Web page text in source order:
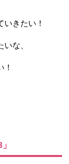
きたい！
な、